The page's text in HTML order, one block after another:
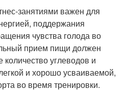
занятиями важен для
поддержания
чувства голода во
прием пищи должен
углеводов и
и хорошо усваиваемой,
во время тренировки.